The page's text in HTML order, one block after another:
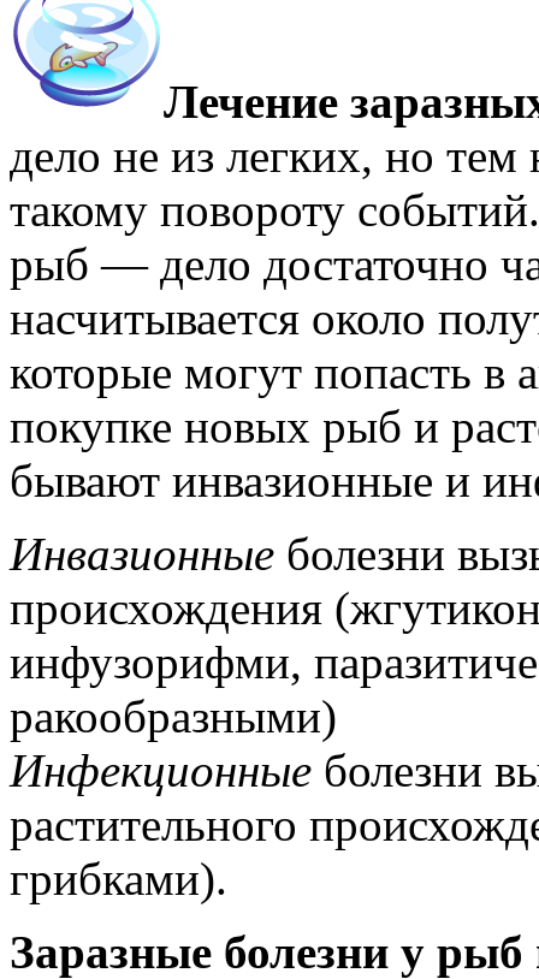
Лечение
дело не из легких, но
такому повороту
рыб — дело достаточно
насчитывается около
которые могут попасть в
покупке новых рыб и
бывают инвазионные и
Инвазионные болезни
происхождения
инфузорифми,
ракообразными)
Инфекционные болезни
растительного
грибками).
Заразные болезни у рыб